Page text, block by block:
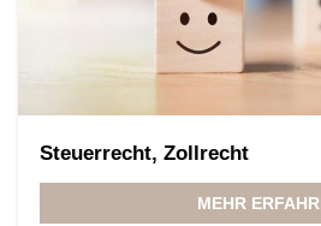
Steuerrecht, Zollrecht
MEHR